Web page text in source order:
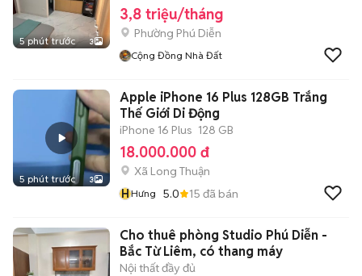
5 phút trước 3
3,8 triệu/tháng
Phường Phú Diễn
Cộng Đồng Nhà Đất
5 phút trước 3
Apple iPhone 16 Plus 128GB Trắng
Thế Giới Di Động
iPhone 16 Plus 128 GB
18.000.000 đ
Xã Long Thuận
HHưng 5.0 15 đã bán
Cho thuê phòng Studio Phú Diễn -
Bắc Từ Liêm, có thang máy
Nội thất đầy đủ